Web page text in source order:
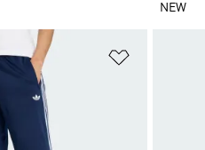
NEW
加 ほしいも